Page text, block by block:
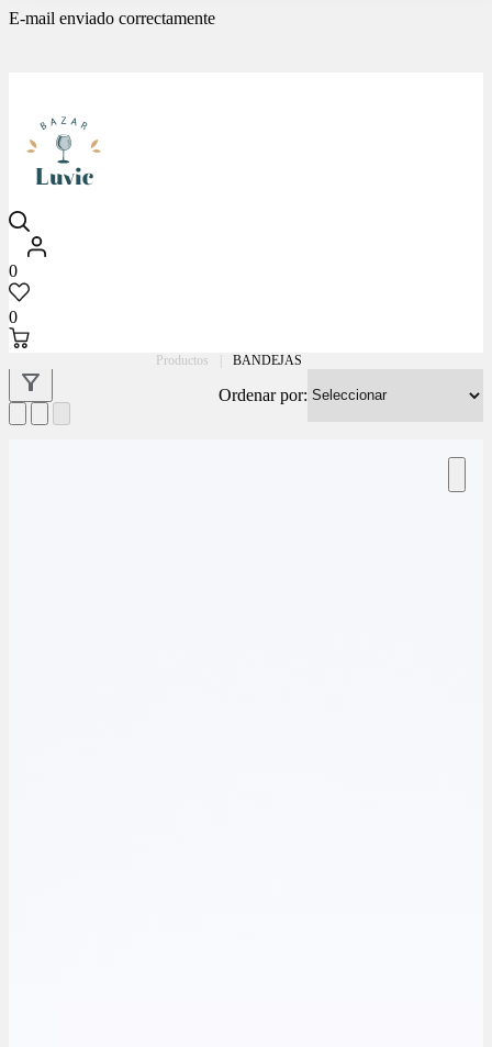
E-mail enviado correctamente
Luvic
0
0
Productos BANDEJAS
Ordenar por: